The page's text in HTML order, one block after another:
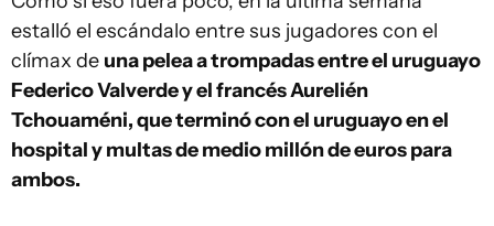
estalló el escándalo entre sus jugadores con el
clímax de una pelea a trompadas entre el uruguayo
Federico Valverde y el francés Aurelién
Tchouaméni, que terminó con el uruguayo en el
hospital y multas de medio millón de euros para
ambos.